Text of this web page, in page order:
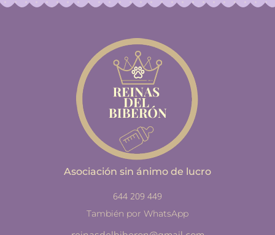
Asociación sin ánimo de lucro
644 209 449
También por WhatsApp